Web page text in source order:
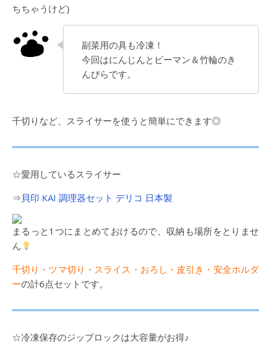
ちちゃうけど)
副菜用の具も冷凍！
今回はにんじんとピーマン＆竹輪のき
んぴらです。
千切りなど、スライサーを使うと簡単にできます◎
☆愛用しているスライサー
⇒ 貝印 KAI 調理器セット デリコ 日本製
まるっと1つにまとめておけるので、収納も場所をとりませ
ん
千切り・ツマ切り・スライス・おろし・皮引き・安全ホルダ
ーの計6点セットです。
☆冷凍保存のジップロックは大容量がお得♪